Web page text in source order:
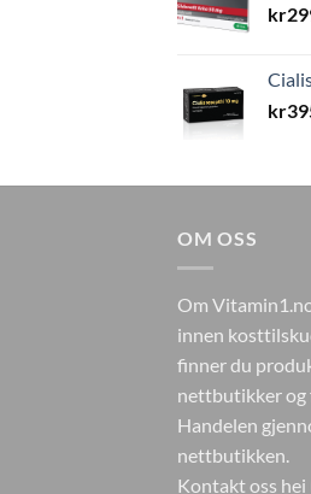
kr
kr
OM OSS
Om
innen
finner du
nettbutikker og
Handelen
nettbutikken.
Kontakt oss hei